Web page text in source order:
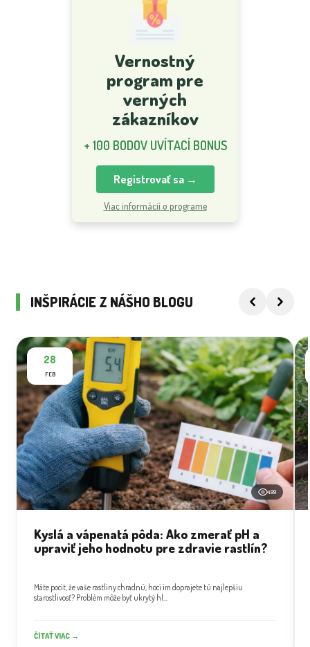
Vernostný
program pre
verných
zákazníkov
+ 100 BODOV UVÍTACÍ BONUS
Registrovať sa →
Viac informácií o programe
INŠPIRÁCIE Z NÁŠHO BLOGU
28
FEB
499
Kyslá a vápenatá pôda: Ako zmerať pH a
upraviť jeho hodnotu pre zdravie rastlín?
Máte pocit, že vaše rastliny chradnú, hoci im doprajete tú najlepšiu
starostlivosť? Problém môže byť ukrytý hl...
ČÍTAŤ VIAC →